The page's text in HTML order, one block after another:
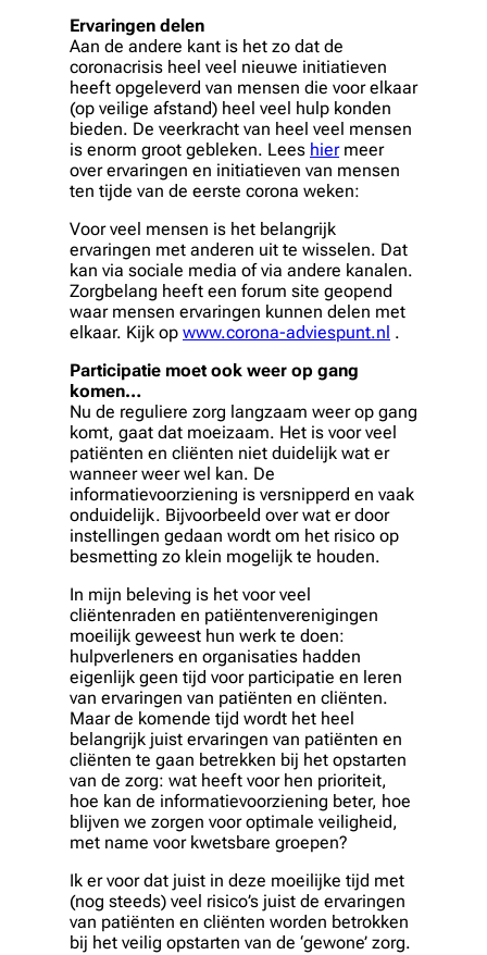
Ervaringen delen
Aan de andere kant is het zo dat de
coronacrisis heel veel nieuwe initiatieven
heeft opgeleverd van mensen die voor elkaar
(op veilige afstand) heel veel hulp konden
bieden. De veerkracht van heel veel mensen
is enorm groot gebleken. Lees hiermeer
over ervaringen en initiatieven van mensen
ten tijde van de eerste corona weken:
Voor veel mensen is het belangrijk
ervaringen met anderen uit te wisselen. Dat
kan via sociale media of via andere kanalen.
Zorgbelang heeft een forum site geopend
waar mensen ervaringen kunnen delen met
elkaar. Kijk op www.corona-adviespunt.nl .
Participatie moet ook weer op gang
komen…
Nu de reguliere zorg langzaam weer op gang
komt, gaat dat moeizaam. Het is voor veel
patiënten en cliënten niet duidelijk wat er
wanneer weer wel kan. De
informatievoorziening is versnipperd en vaak
onduidelijk. Bijvoorbeeld over wat er door
instellingen gedaan wordt om het risico op
besmetting zo klein mogelijk te houden.
In mijn beleving is het voor veel
cliëntenraden en patiëntenverenigingen
moeilijk geweest hun werk te doen:
hulpverleners en organisaties hadden
eigenlijk geen tijd voor participatie en leren
van ervaringen van patiënten en cliënten.
Maar de komende tijd wordt het heel
belangrijk juist ervaringen van patiënten en
cliënten te gaan betrekken bij het opstarten
van de zorg: wat heeft voor hen prioriteit,
hoe kan de informatievoorziening beter, hoe
blijven we zorgen voor optimale veiligheid,
met name voor kwetsbare groepen?
Ik er voor dat juist in deze moeilijke tijd met
(nog steeds) veel risico’s juist de ervaringen
van patiënten en cliënten worden betrokken
bij het veilig opstarten van de ‘gewone’ zorg.